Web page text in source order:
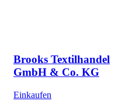
Brooks Textilhandel
GmbH & Co. KG
Einkaufen